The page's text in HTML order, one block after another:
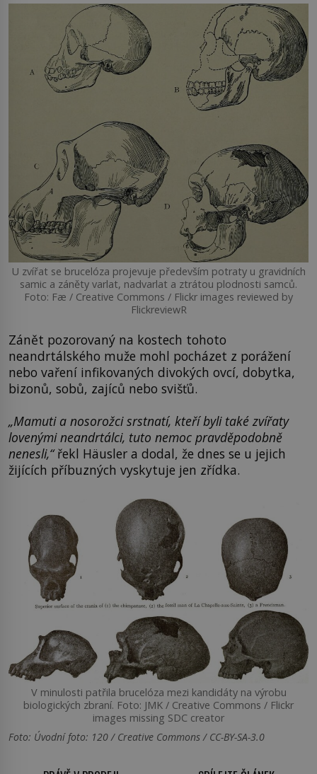
U zvířat se brucelóza projevuje především potraty u gravidních
samic a záněty varlat, nadvarlat a ztrátou plodnosti samců.
Foto: Fæ / Creative Commons / Flickr images reviewed by
FlickreviewR
Zánět pozorovaný na kostech tohoto
neandrtálského muže mohl pocházet z porážení
nebo vaření infikovaných divokých ovcí, dobytka,
bizonů, sobů, zajíců nebo svišťů.
„Mamuti a nosorožci srstnatí, kteří byli také zvířaty
lovenými neandrtálci, tuto nemoc pravděpodobně
nenesli,“řekl Häusler a dodal, že dnes se u jejich
žijících příbuzných vyskytuje jen zřídka.
V minulosti patřila brucelóza mezi kandidáty na výrobu
biologických zbraní. Foto: JMK / Creative Commons / Flickr
images missing SDC creator
Foto: Úvodní foto: 120 / Creative Commons / CC-BY-SA-3.0